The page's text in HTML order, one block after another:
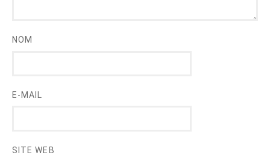
NOM
E-MAIL
SITE WEB